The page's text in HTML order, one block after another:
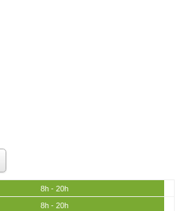
8h - 20h
8h - 20h